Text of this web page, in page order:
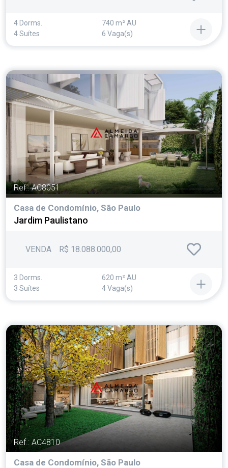
4 Dorms.
740 m² AU
4 Suítes
6 Vaga(s)
Ref.: AC8051
Casa de Condomínio, São Paulo
Jardim Paulistano
VENDA R$ 18.088.000,00
3 Dorms.
620 m² AU
3 Suítes
4 Vaga(s)
Ref.: AC4810
Casa de Condomínio, São Paulo